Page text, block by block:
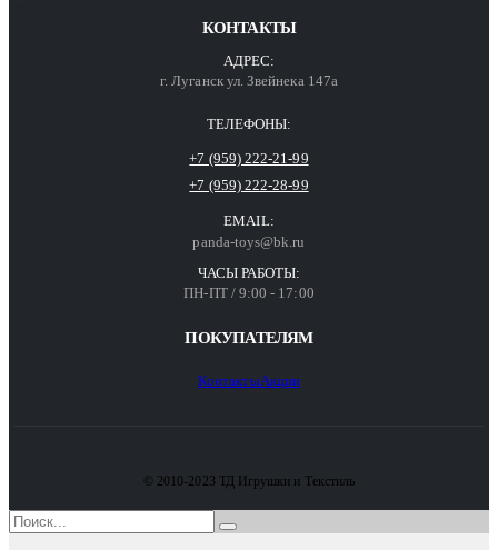
КОНТАКТЫ
АДРЕС:
г. Луганск ул. Звейнека 147а
ТЕЛЕФОНЫ:
+7 (959) 222-21-99
+7 (959) 222-28-99
EMAIL:
panda-toys@bk.ru
ЧАСЫ РАБОТЫ:
ПН-ПТ / 9:00 - 17:00
ПОКУПАТЕЛЯМ
КонтактыАкции
© 2010-2023 ТД Игрушки и Текстиль